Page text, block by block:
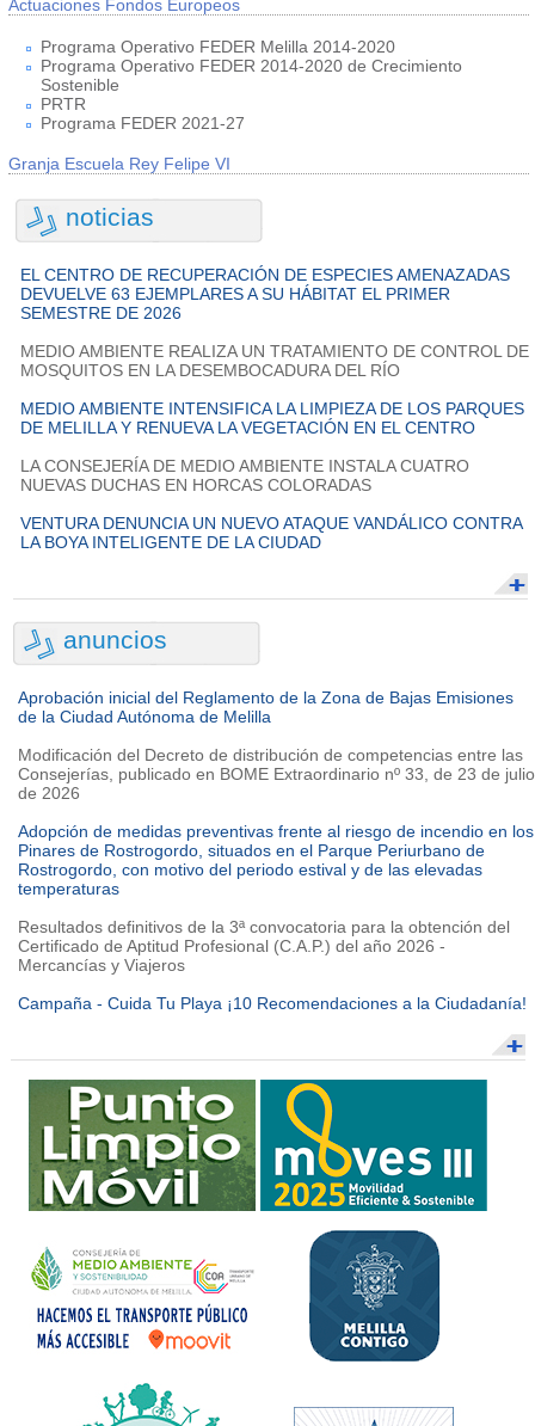
Actuaciones Fondos Europeos
Programa Operativo FEDER Melilla 2014-2020
Programa Operativo FEDER 2014-2020 de Crecimiento
Sostenible
PRTR
Programa FEDER 2021-27
Granja Escuela Rey Felipe VI
noticias
EL CENTRO DE RECUPERACIÓN DE ESPECIES AMENAZADAS
DEVUELVE 63 EJEMPLARES A SU HÁBITAT EL PRIMER
SEMESTRE DE 2026
MEDIO AMBIENTE REALIZA UN TRATAMIENTO DE CONTROL DE
MOSQUITOS EN LA DESEMBOCADURA DEL RÍO
MEDIO AMBIENTE INTENSIFICA LA LIMPIEZA DE LOS PARQUES
DE MELILLA Y RENUEVA LA VEGETACIÓN EN EL CENTRO
LA CONSEJERÍA DE MEDIO AMBIENTE INSTALA CUATRO
NUEVAS DUCHAS EN HORCAS COLORADAS
VENTURA DENUNCIA UN NUEVO ATAQUE VANDÁLICO CONTRA
LA BOYA INTELIGENTE DE LA CIUDAD
anuncios
Aprobación inicial del Reglamento de la Zona de Bajas Emisiones
de la Ciudad Autónoma de Melilla
Modificación del Decreto de distribución de competencias entre las
Consejerías, publicado en BOME Extraordinario nº 33, de 23 de julio
de 2026
Adopción de medidas preventivas frente al riesgo de incendio en los
Pinares de Rostrogordo, situados en el Parque Periurbano de
Rostrogordo, con motivo del periodo estival y de las elevadas
temperaturas
Resultados definitivos de la 3ª convocatoria para la obtención del
Certificado de Aptitud Profesional (C.A.P.) del año 2026 -
Mercancías y Viajeros
Campaña - Cuida Tu Playa ¡10 Recomendaciones a la Ciudadanía!